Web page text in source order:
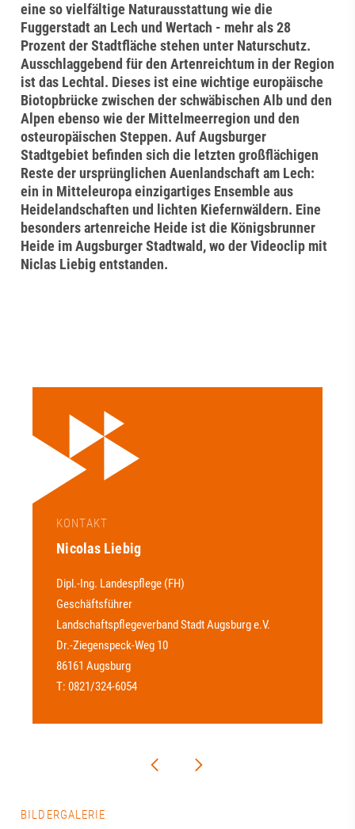
eine so vielfältige Naturausstattung wie die
Fuggerstadt an Lech und Wertach - mehr als 28
Prozent der Stadtfläche stehen unter Naturschutz.
Ausschlaggebend für den Artenreichtum in der Region
ist das Lechtal. Dieses ist eine wichtige europäische
Biotopbrücke zwischen der schwäbischen Alb und den
Alpen ebenso wie der Mittelmeerregion und den
osteuropäischen Steppen. Auf Augsburger
Stadtgebiet befinden sich die letzten großflächigen
Reste der ursprünglichen Auenlandschaft am Lech:
ein in Mitteleuropa einzigartiges Ensemble aus
Heidelandschaften und lichten Kiefernwäldern. Eine
besonders artenreiche Heide ist die Königsbrunner
Heide im Augsburger Stadtwald, wo der Videoclip mit
Niclas Liebig entstanden.
KONTAKT
Nicolas Liebig
Dipl.-Ing. Landespflege (FH)
Geschäftsführer
Landschaftspflegeverband Stadt Augsburg e.V.
Dr.-Ziegenspeck-Weg 10
86161 Augsburg
T: 0821/324-6054
BILDERGALERIE